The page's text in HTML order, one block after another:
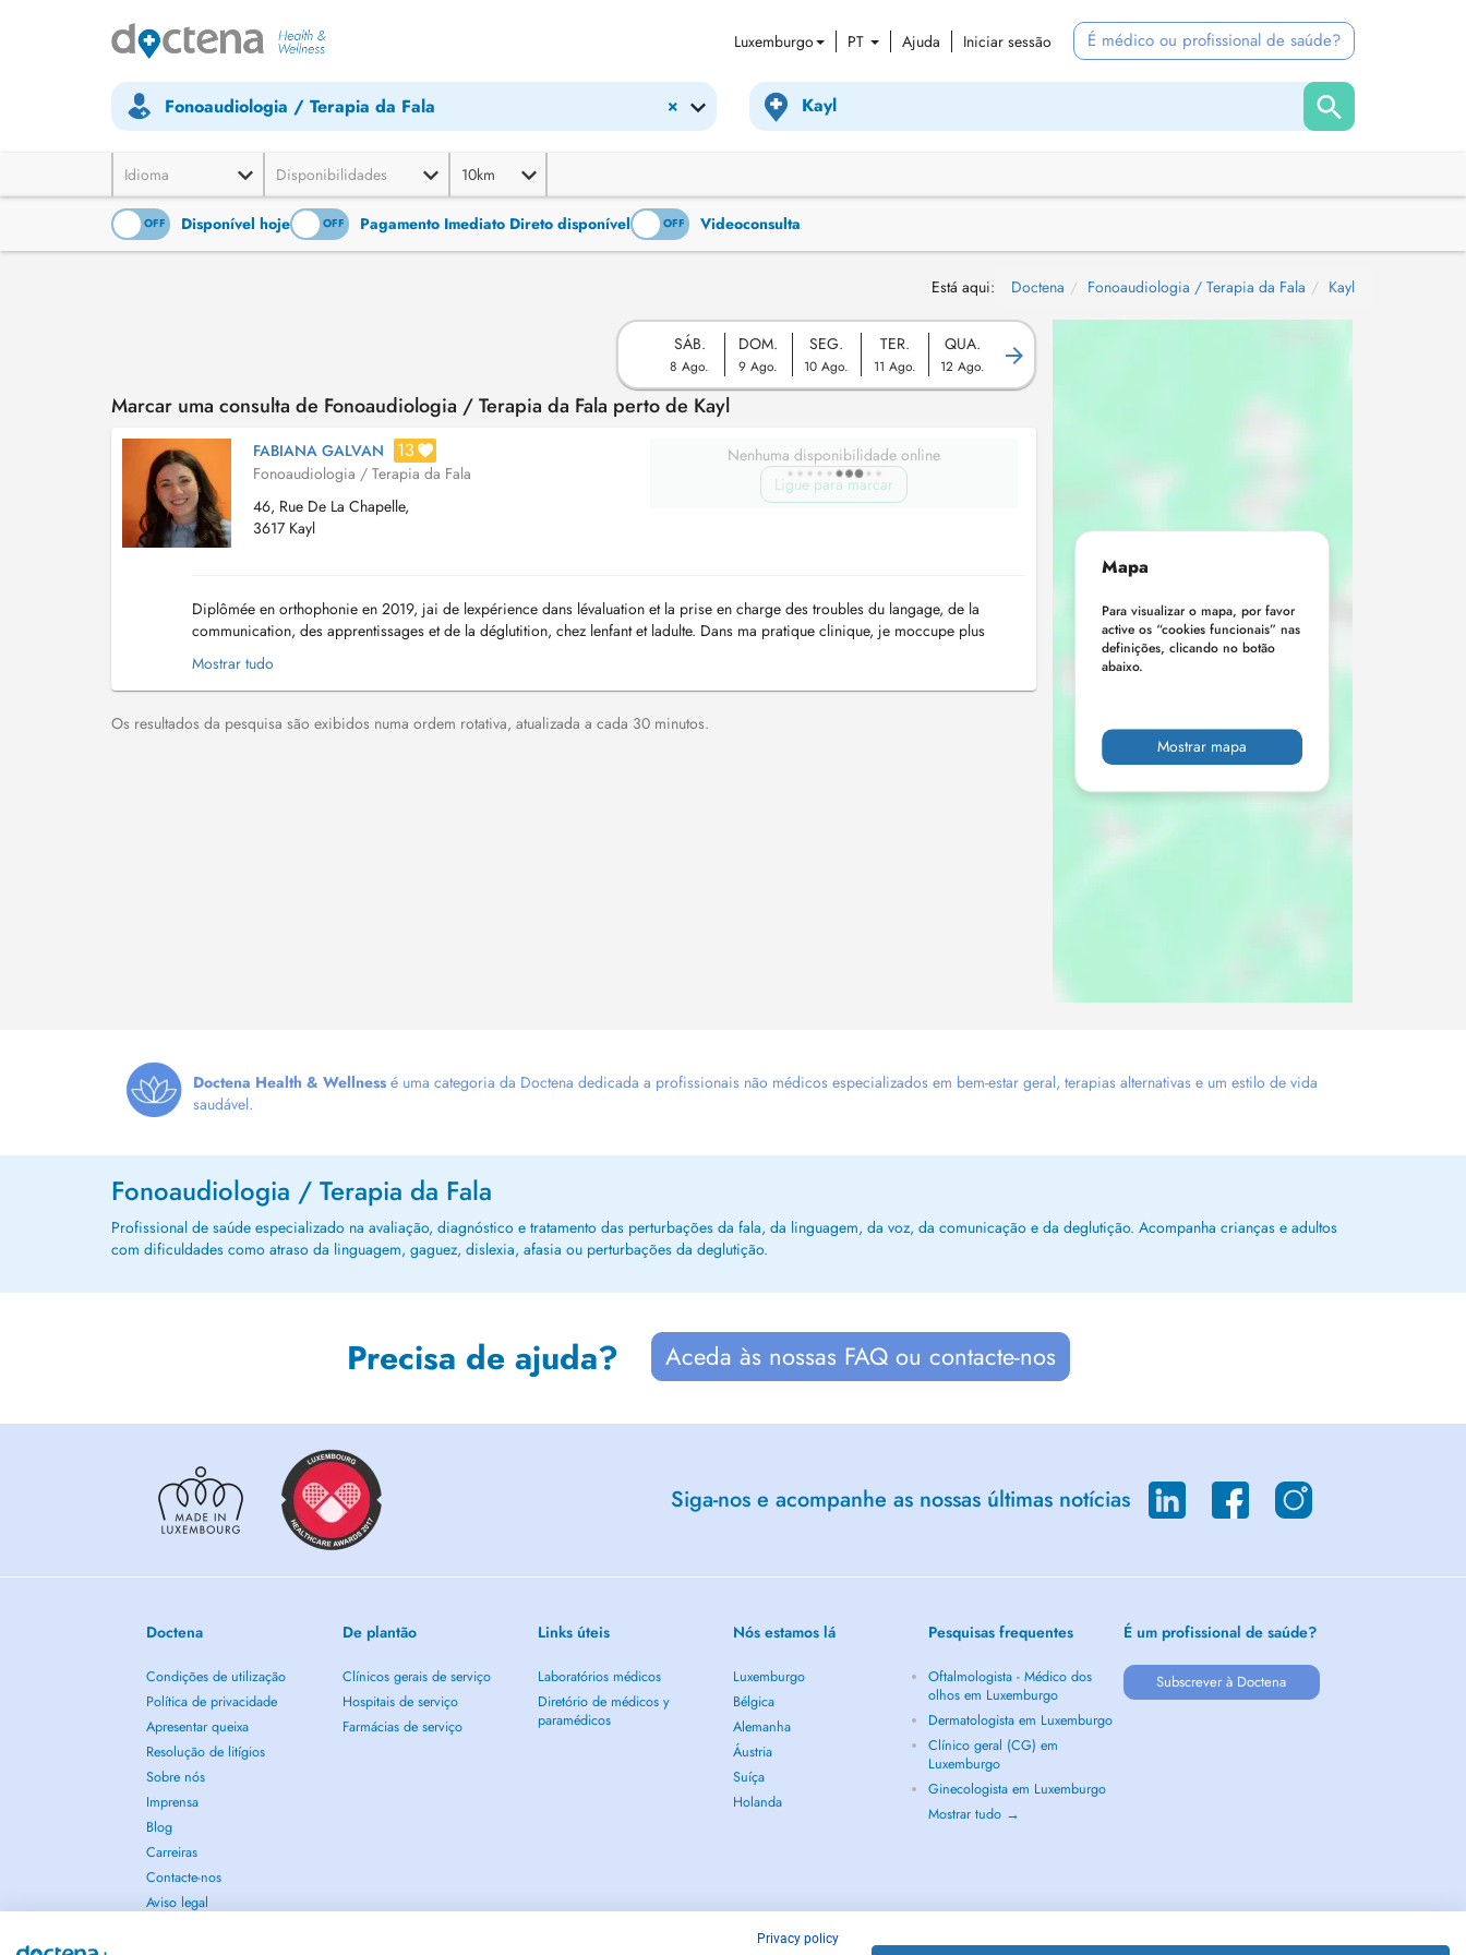
Luxemburgo PT Ajuda Iniciar sessão É médico ou profissional de saúde?
×
Fonoaudiologia / Terapia da Fala
Idioma Disponibilidades 10km
OFF Disponível hoje
ON OFF Pagamento Imediato Direto disponível
ON OFF Videoconsulta
Está aqui: Doctena Fonoaudiologia / Terapia da Fala Kayl
SÁB.
8 Ago.
DOM.
9 Ago.
SEG.
10 Ago.
TER.
11 Ago.
QUA.
12 Ago.
Marcar uma consulta de Fonoaudiologia / Terapia da Fala perto de Kayl
FABIANA GALVAN 13
Fonoaudiologia / Terapia da Fala
46, Rue De La Chapelle,
3617 Kayl
Nenhuma disponibilidade online
Ligue para marcar
Diplômée en orthophonie en 2019, jai de lexpérience dans lévaluation et la prise en charge des troubles du langage, de la
communication, des apprentissages et de la déglutition, chez lenfant et ladulte. Dans ma pratique clinique, je moccupe plus
particulièrement de: - Troubles du langage oral et é...
Mostrar tudo
Os resultados da pesquisa são exibidos numa ordem rotativa, atualizada a cada 30 minutos.
Mapa
Para visualizar o mapa, por favor
active os “cookies funcionais” nas
definições, clicando no botão
abaixo.
Mostrar mapa
Doctena Health & Wellness é uma categoria da Doctena dedicada a profissionais não médicos especializados em bem-estar geral, terapias alternativas e um estilo de vida
saudável.
Fonoaudiologia / Terapia da Fala
Profissional de saúde especializado na avaliação, diagnóstico e tratamento das perturbações da fala, da linguagem, da voz, da comunicação e da deglutição. Acompanha crianças e adultos
com dificuldades como atraso da linguagem, gaguez, dislexia, afasia ou perturbações da deglutição.
Precisa de ajuda? Aceda às nossas FAQ ou contacte-nos
Siga-nos e acompanhe as nossas últimas notícias
Doctena
Condições de utilização
Política de privacidade
Apresentar queixa
Resolução de litígios
Sobre nós
Imprensa
Blog
Carreiras
Contacte-nos
Aviso legal
De plantão
Clínicos gerais de serviço
Hospitais de serviço
Farmácias de serviço
Links úteis
Laboratórios médicos
Diretório de médicos y
paramédicos
Nós estamos lá
Luxemburgo
Bélgica
Alemanha
Áustria
Suíça
Holanda
Pesquisas frequentes
Oftalmologista - Médico dos
olhos em Luxemburgo
Dermatologista em Luxemburgo
Clínico geral (CG) em
Luxemburgo
Ginecologista em Luxemburgo
Mostrar tudo →
É um profissional de saúde?
Subscrever à Doctena
Privacy policy